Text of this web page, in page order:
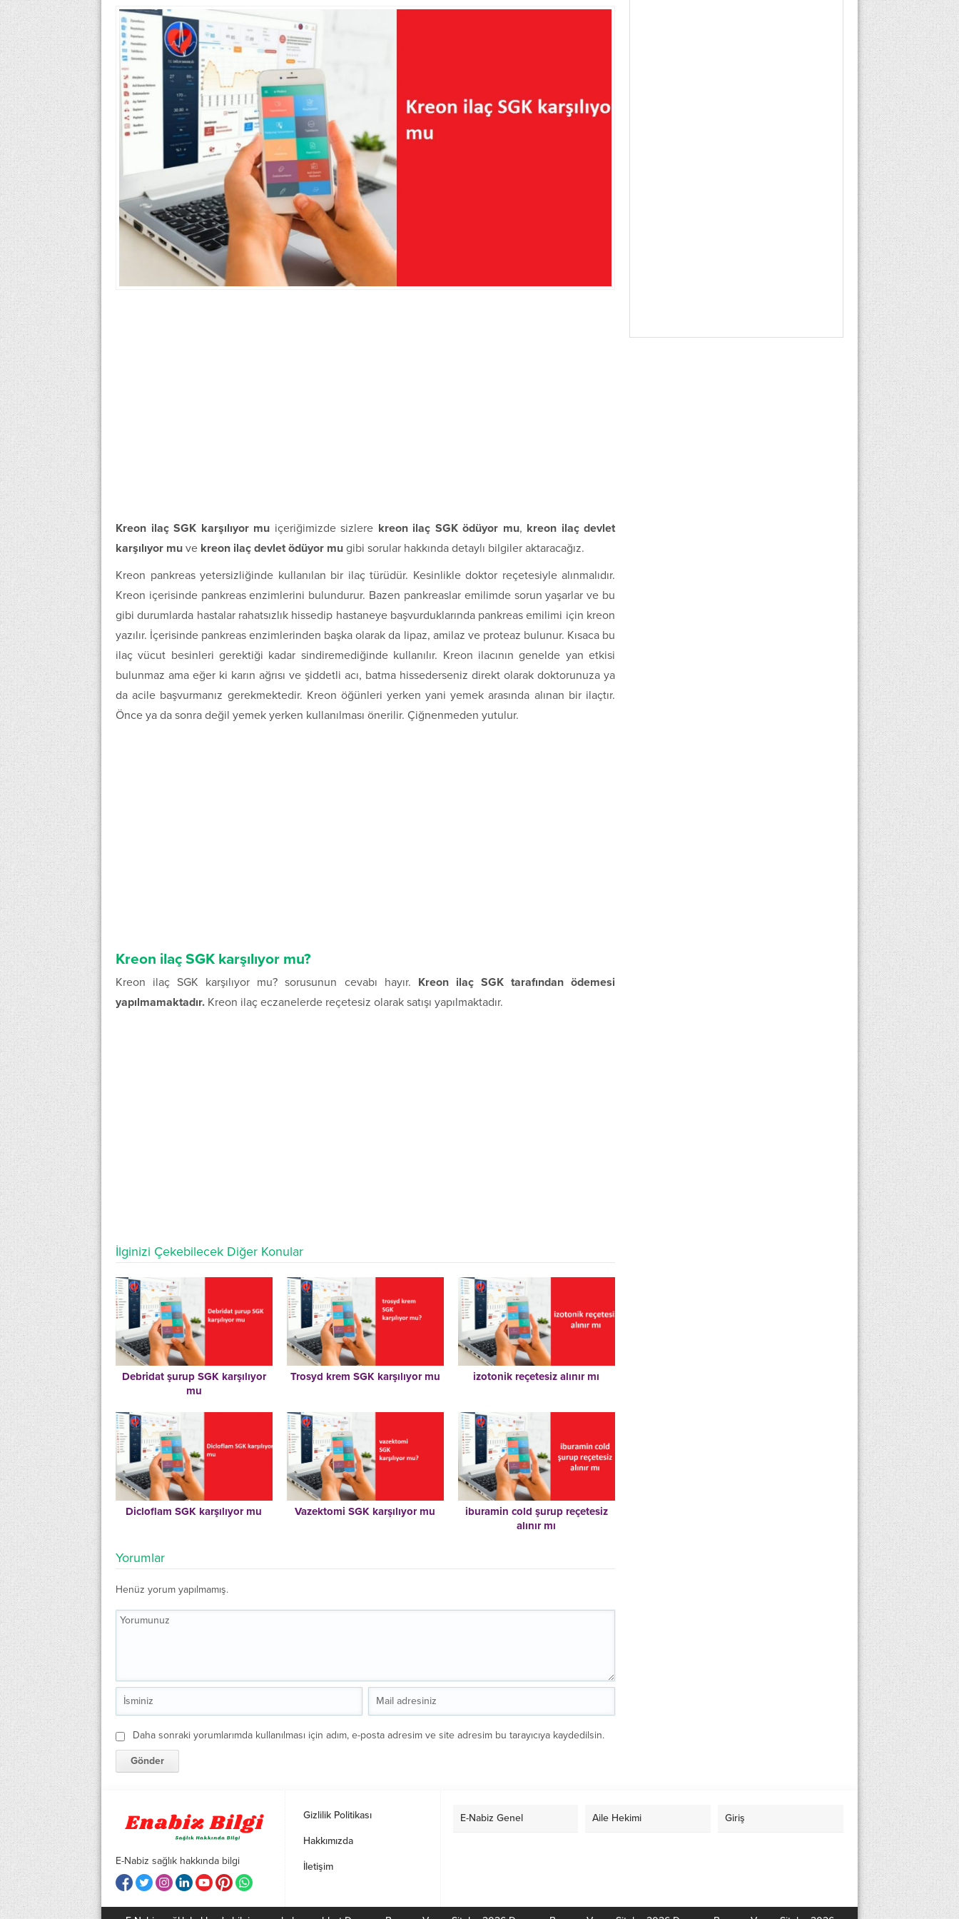
Kreon ilaç SGK karşılıyor mu içeriğimizde sizlere kreon ilaç SGK ödüyor mu, kreon ilaç devlet
karşılıyor mu ve kreon ilaç devlet ödüyor mu gibi sorular hakkında detaylı bilgiler aktaracağız.
Kreon pankreas yetersizliğinde kullanılan bir ilaç türüdür. Kesinlikle doktor reçetesiyle alınmalıdır.
Kreon içerisinde pankreas enzimlerini bulundurur. Bazen pankreaslar emilimde sorun yaşarlar ve bu
gibi durumlarda hastalar rahatsızlık hissedip hastaneye başvurduklarında pankreas emilimi için kreon
yazılır. İçerisinde pankreas enzimlerinden başka olarak da lipaz, amilaz ve proteaz bulunur. Kısaca bu
ilaç vücut besinleri gerektiği kadar sindiremediğinde kullanılır. Kreon ilacının genelde yan etkisi
bulunmaz ama eğer ki karın ağrısı ve şiddetli acı, batma hissederseniz direkt olarak doktorunuza ya
da acile başvurmanız gerekmektedir. Kreon öğünleri yerken yani yemek arasında alınan bir ilaçtır.
Önce ya da sonra değil yemek yerken kullanılması önerilir. Çiğnenmeden yutulur.
Kreon ilaç SGK karşılıyor mu?
Kreon ilaç SGK karşılıyor mu? sorusunun cevabı hayır. Kreon ilaç SGK tarafından ödemesi
yapılmamaktadır. Kreon ilaç eczanelerde reçetesiz olarak satışı yapılmaktadır.
İlginizi Çekebilecek Diğer Konular
Debridat şurup SGK karşılıyor
mu
Trosyd krem SGK karşılıyor mu izotonik reçetesiz alınır mı
Dicloflam SGK karşılıyor mu Vazektomi SGK karşılıyor mu
iburamin cold şurup reçetesiz
alınır mı
Yorumlar
Henüz yorum yapılmamış.
Daha sonraki yorumlarımda kullanılması için adım, e-posta adresim ve site adresim bu tarayıcıya kaydedilsin.
E-Nabiz sağlık hakkında bilgi
Gizlilik Politikası
Hakkımızda
İletişim
E-Nabiz Genel Aile Hekimi Giriş